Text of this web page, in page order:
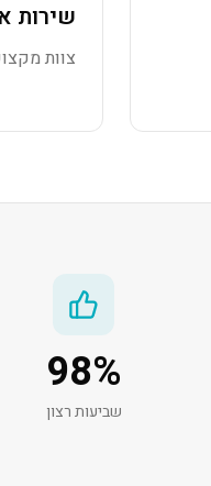
שירות
צוות
98%
שביעות רצון